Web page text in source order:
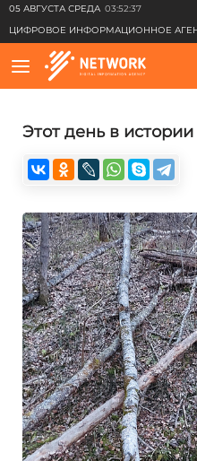
05 АВГУСТА СРЕДА 03:52:37
ЦИФРОВОЕ ИНФОРМАЦИОННОЕ
Этот день в